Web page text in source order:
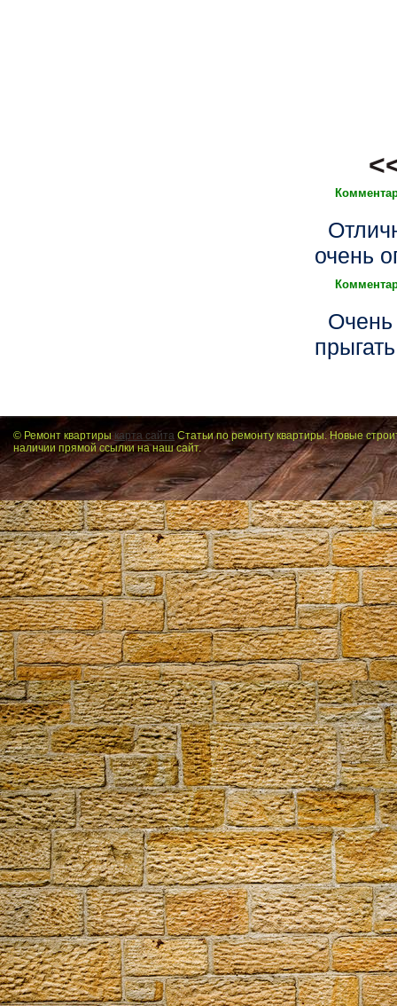
очень
Очень
© Ремонт квартирыкарта сайта Статьи по ремонту квартиры. Новые
наличии прямой ссылки на наш сайт.